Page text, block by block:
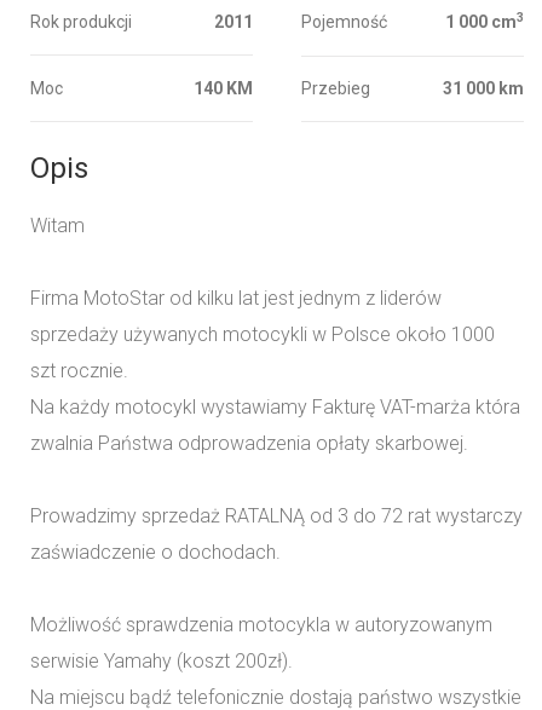
Rok produkcji 2011 Pojemność 1 000 cm3
Moc 140 KM Przebieg 31 000 km
Opis
Witam
Firma MotoStar od kilku lat jest jednym z liderów
sprzedaży używanych motocykli w Polsce około 1000
szt rocznie.
Na każdy motocykl wystawiamy Fakturę VAT-marża która
zwalnia Państwa odprowadzenia opłaty skarbowej.
Prowadzimy sprzedaż RATALNĄ od 3 do 72 rat wystarczy
zaświadczenie o dochodach.
Możliwość sprawdzenia motocykla w autoryzowanym
serwisie Yamahy (koszt 200zł).
Na miejscu bądź telefonicznie dostają państwo wszystkie